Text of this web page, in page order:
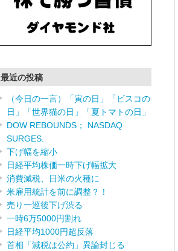
最近の投稿
（今日の一言）「寅の日」「ビスコの
日」「世界猫の日」「夏トマトの日」
DOW REBOUNDS； NASDAQ
SURGES.
下げ幅を縮小
日経平均株価一時下げ幅拡大
消費減税、日米の火種に
米雇用統計を前に調整？！
売り一巡後下げ渋る
一時6万5000円割れ
日経平均1000円超反落
首相「減税は公約」異論封じる